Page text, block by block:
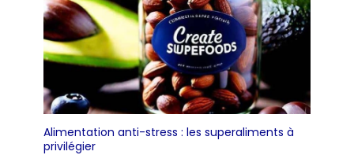
Alimentation anti-stress : les superaliments à
privilégier